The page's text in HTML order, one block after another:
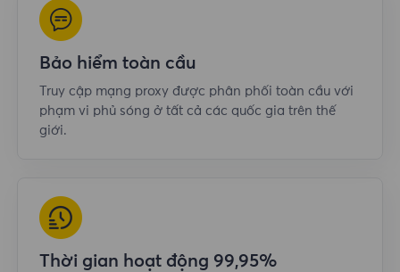
Bảo hiểm toàn cầu
Truy cập mạng proxy được phân phối toàn cầu với
phạm vi phủ sóng ở tất cả các quốc gia trên thế
giới.
Thời gian hoạt động 99,95%